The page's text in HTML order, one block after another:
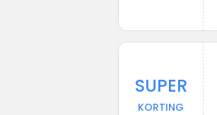
SUPER
KORTING